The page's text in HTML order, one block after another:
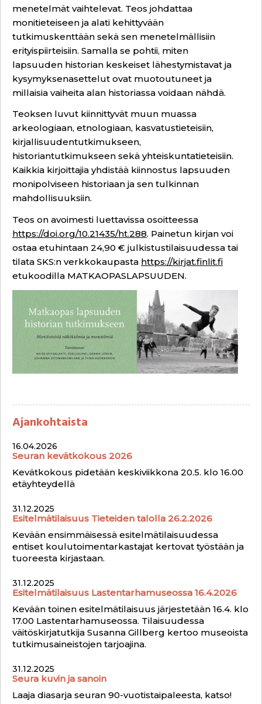
menetelmät vaihtelevat. Teos johdattaa
monitieteiseen ja alati kehittyvään
tutkimuskenttään sekä sen menetelmällisiin
erityispiirteisiin. Samalla se pohtii, miten
lapsuuden historian keskeiset lähestymistavat ja
kysymyksenasettelut ovat muotoutuneet ja
millaisia vaiheita alan historiassa voidaan nähdä.
Teoksen luvut kiinnittyvät muun muassa
arkeologiaan, etnologiaan, kasvatustieteisiin,
kirjallisuudentutkimukseen,
historiantutkimukseen sekä yhteiskuntatieteisiin.
Kaikkia kirjoittajia yhdistää kiinnostus lapsuuden
monipolviseen historiaan ja sen tulkinnan
mahdollisuuksiin.
Teos on avoimesti luettavissa osoitteessa
https://doi.org/10.21435/ht.288. Painetun kirjan voi
ostaa etuhintaan 24,90 € julkistustilaisuudessa tai
tilata SKS:n verkkokaupasta https://kirjat.finlit.fi
etukoodilla MATKAOPASLAPSUUDEN.
Ajankohtaista
16.04.2026
Seuran kevätkokous 2026
Kevätkokous pidetään keskiviikkona 20.5. klo 16.00
etäyhteydellä
31.12.2025
Esitelmätilaisuus Tieteiden talolla 26.2.2026
Kevään ensimmäisessä esitelmätilaisuudessa
entiset koulutoimentarkastajat kertovat työstään ja
tuoreesta kirjastaan.
31.12.2025
Esitelmätilaisuus Lastentarhamuseossa 16.4.2026
Kevään toinen esitelmätilaisuus järjestetään 16.4. klo
17.00 Lastentarhamuseossa. Tilaisuudessa
väitöskirjatutkija Susanna Gillberg kertoo museoista
tutkimusaineistojen tarjoajina.
31.12.2025
Seura kuvin ja sanoin
Laaja diasarja seuran 90-vuotistaipaleesta, katso!